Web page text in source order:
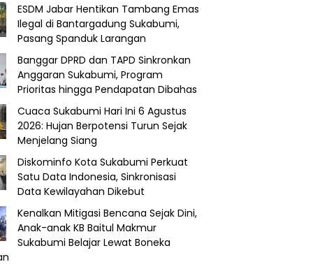
ESDM Jabar Hentikan Tambang Emas
Ilegal di Bantargadung Sukabumi,
Pasang Spanduk Larangan
Banggar DPRD dan TAPD Sinkronkan
Anggaran Sukabumi, Program
Prioritas hingga Pendapatan Dibahas
Cuaca Sukabumi Hari Ini 6 Agustus
2026: Hujan Berpotensi Turun Sejak
Menjelang Siang
Diskominfo Kota Sukabumi Perkuat
Satu Data Indonesia, Sinkronisasi
Data Kewilayahan Dikebut
Kenalkan Mitigasi Bencana Sejak Dini,
Anak-anak KB Baitul Makmur
Sukabumi Belajar Lewat Boneka